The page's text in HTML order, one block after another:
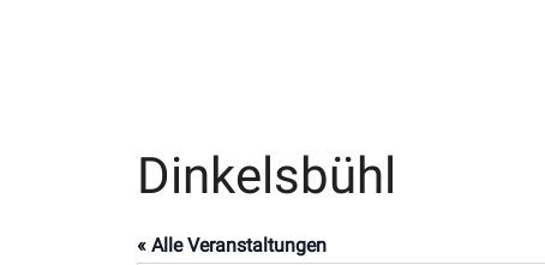
Dinkelsbühl
« Alle Veranstaltungen